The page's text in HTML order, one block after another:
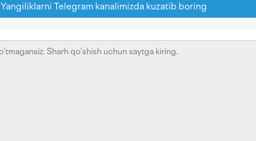
Yangiliklarni Telegram kanalimizda kuzatib boring